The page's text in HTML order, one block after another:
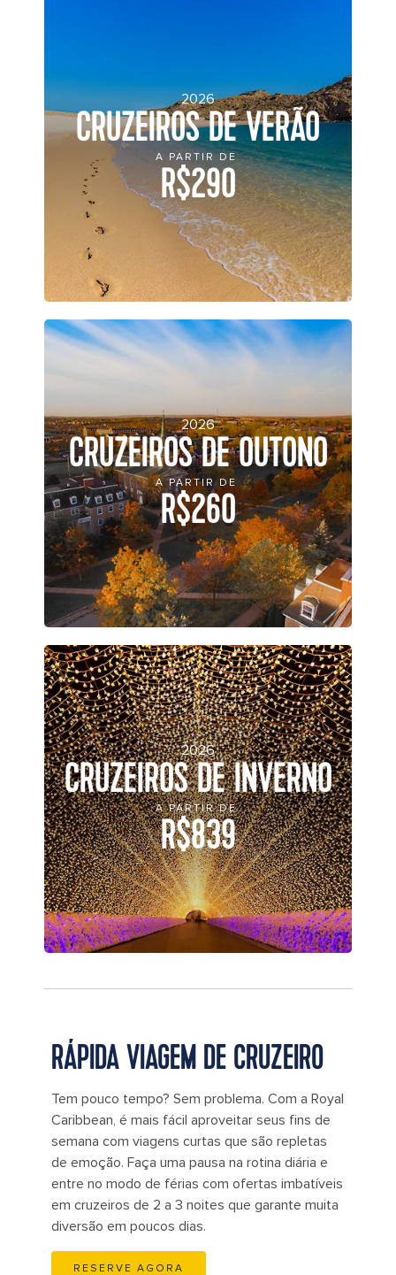
2026
CRUZEIROS DE VERÃO
A PARTIR DE
R$290
2026
CRUZEIROS DE OUTONO
A PARTIR DE
R$260
2026
CRUZEIROS DE INVERNO
A PARTIR DE
R$839
RÁPIDA VIAGEM DE CRUZEIRO
Tem pouco tempo? Sem problema. Com a Royal
Caribbean, é mais fácil aproveitar seus fins de
semana com viagens curtas que são repletas
de emoção. Faça uma pausa na rotina diária e
entre no modo de férias com ofertas imbatíveis
em cruzeiros de 2 a 3 noites que garante muita
diversão em poucos dias.
RESERVE AGORA